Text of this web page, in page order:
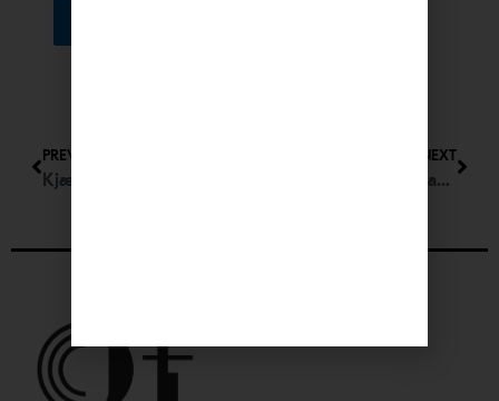
Prev
PREVIOUS
Kjære Venner!
NEXT
Invitasjon til medlemskap i Oslo-filharmoniens Historielag